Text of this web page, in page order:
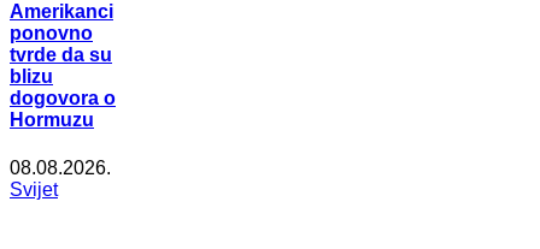
Amerikanci
ponovno
tvrde da su
blizu
dogovora o
Hormuzu
08.08.2026.
Svijet